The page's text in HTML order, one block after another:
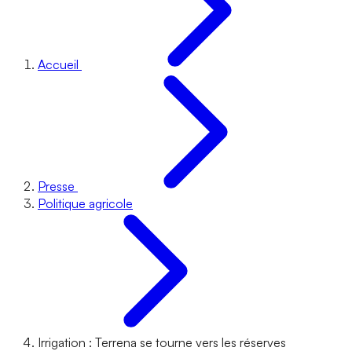
Accueil
Presse
Politique agricole
Irrigation : Terrena se tourne vers les réserves